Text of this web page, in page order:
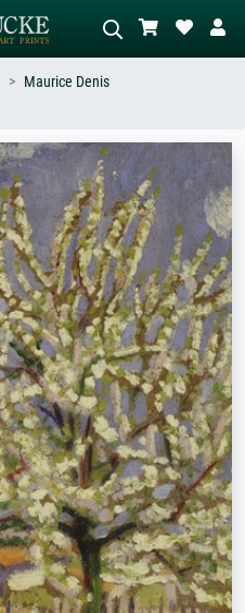
Décrivez la scène – ex. prairie verte,
abstrait avec beaucoup de rouge,
tableau sombre, nu debout près d'un
arbre.
Maurice Denis